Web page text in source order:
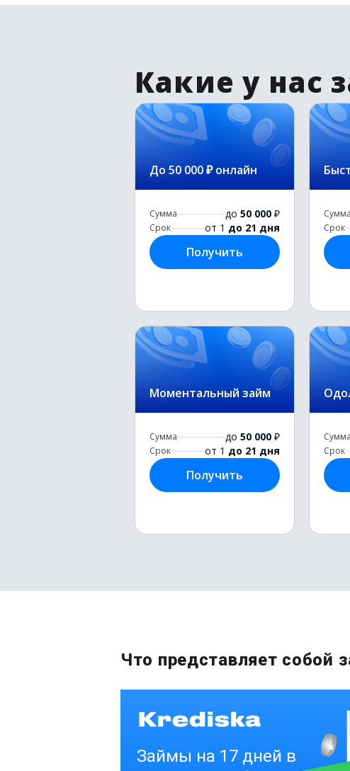
Какие у нас
До 50 000 ₽ онлайн
Сумма до 50 000 ₽
Срок от 1 до 21 дня
Получить
Сумма
Срок
Моментальный займ
Сумма до 50 000 ₽
Срок от 1 до 21 дня
Получить
Сумма
Срок
Что представляет собой